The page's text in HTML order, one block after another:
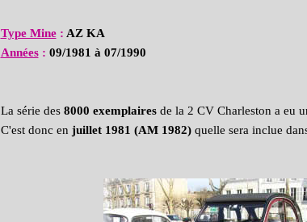
Type Mine : AZ KA
Années : 09/1981 à 07/1990
La série des 8000 exemplaires de la 2 CV Charleston a eu
C'est donc en juillet 1981 (AM 1982) quelle sera inclue